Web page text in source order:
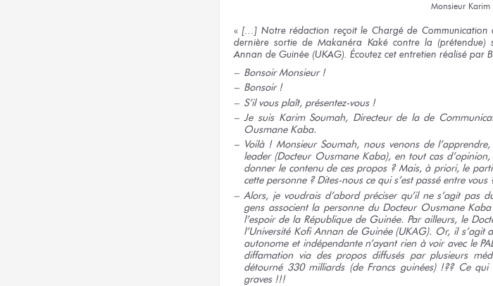
Monsieur Karim
« […] Notre rédaction reçoit le Chargé de Communication
dernière sortie de Makanéra Kaké contre la (prétendue)
Annan de Guinée (UKAG). Écoutez cet entretien réalisé par
BonsoirMonsieur !
Bonsoir !
S’il vous plaît, présentez-vous !
Je suis Karim Soumah, Directeur de la de
Ousmane Kaba.
Voilà ! Monsieur Soumah, nous venons de
leader (Docteur Ousmane Kaba), en tout cas
donner le contenu de ces propos ? Mais, à priori, le
cette personne ? Dites-nous ce qui s’est passé entre vous
Alors, je voudrais d’abord préciser qu’il ne s’agit pas
gens associent la personne du Docteur Ousmane
l’espoir de la République de Guinée. Par ailleurs, le
l’Université Kofi Annan de Guinée (UKAG). Or, il s’agit
autonome et indépendante n’ayant rien à voir avec le
diffamation via des propos diffusés par plusieurs
détourné 330 milliards (de Francs guinées) !??Ce qui
graves !!!